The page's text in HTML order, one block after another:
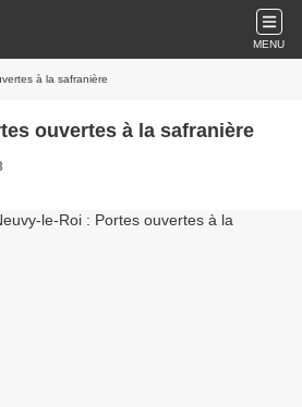
MENU
à la safranière
ouvertes à la safranière